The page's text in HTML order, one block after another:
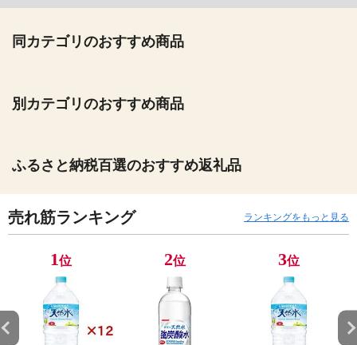
同カテゴリのおすすめ商品
別カテゴリのおすすめ商品
ふるさと納税百選のおすすめ返礼品
売れ筋ランキング ランキングをもっと見る
1位 2位 3位